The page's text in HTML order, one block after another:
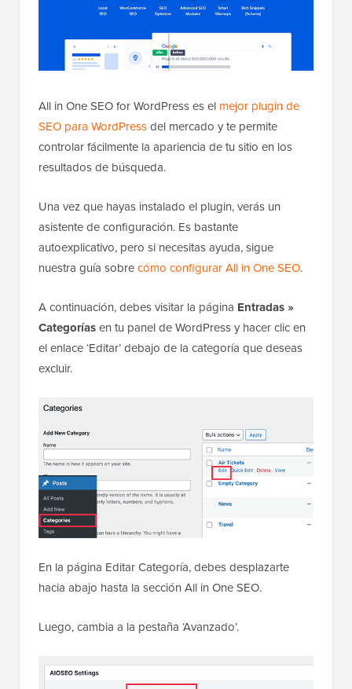
All in One SEO for WordPress es el mejor plugin de
SEO para WordPressdel mercado y te permite
controlar fácilmente la apariencia de tu sitio en los
resultados de búsqueda.
Una vez que hayas instalado el plugin, verás un
asistente de configuración. Es bastante
autoexplicativo, pero si necesitas ayuda, sigue
nuestra guía sobrecómo configurar All in One SEO.
A continuación, debes visitar la página Entradas »
Categoríasen tu panel de WordPress y hacer clic en
el enlace ‘Editar’ debajo de la categoría que deseas
excluir.
En la página Editar Categoría, debes desplazarte
hacia abajo hasta la sección All in One SEO.
Luego, cambia a la pestaña ‘Avanzado’.